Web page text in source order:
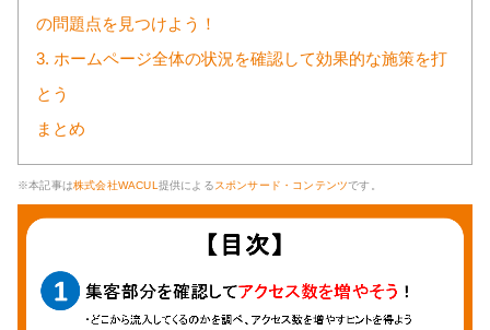
の問題点を見つけよう！
3. ホームページ全体の状況を確認して効果的な施策を打
とう
まとめ
※本記事は株式会社WACUL提供によるスポンサード・コンテンツです。